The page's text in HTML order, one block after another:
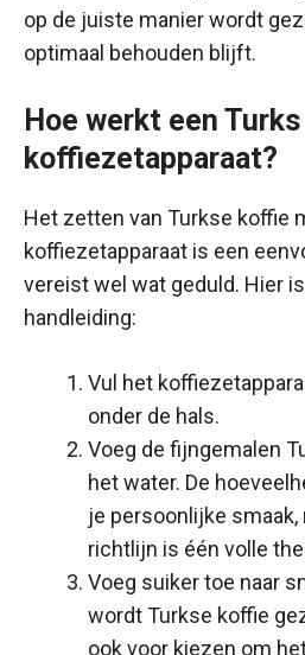
op de juiste manier wordt
optimaal behouden blijft.
Hoe werkt een Turks
koffiezetapparaat?
Het zetten van Turkse koffie
koffiezetapparaat is een
vereist wel wat geduld. Hier
handleiding:
Vul het
onder de hals.
Voeg de fijngemalen
het water. De
je persoonlijke smaak,
richtlijn is één volle
Voeg suiker toe naar
wordt Turkse koffie
ook voor kiezen om